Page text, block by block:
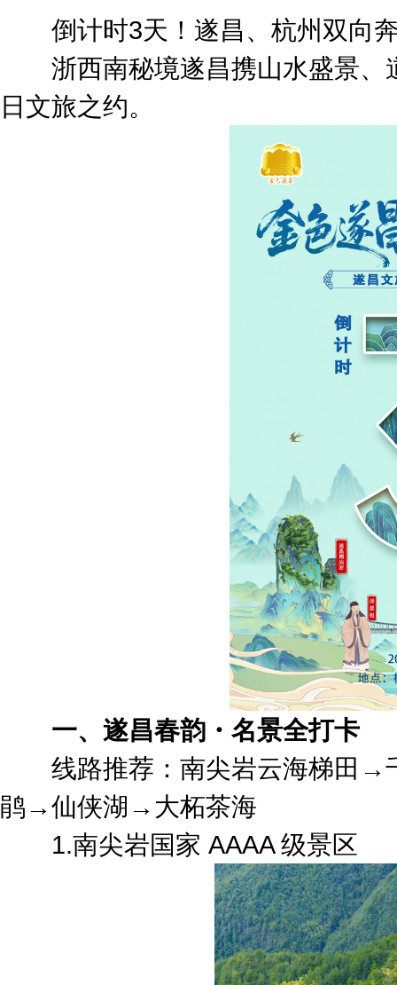
倒计时3天！遂昌、杭州双向奔
浙西南秘境遂昌携山水盛景、
日文旅之约。
一、遂昌春韵・名景全打卡
线路推荐：南尖岩云海梯田→
鹃→仙侠湖→大柘茶海
1.南尖岩国家 AAAA 级景区